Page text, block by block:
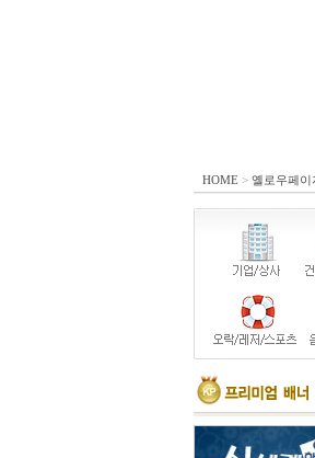
HOME > 옐로우페이